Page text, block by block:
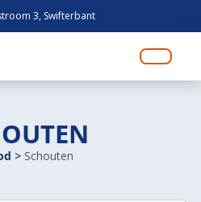
3, Swifterbant
> Schouten